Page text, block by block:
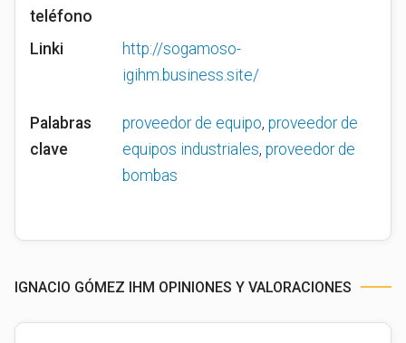
teléfono
Linki
http://sogamoso-
igihm.business.site/
Palabras
clave
proveedor de equipo, proveedor de
equipos industriales, proveedor de
bombas
IGNACIO GÓMEZ IHM OPINIONES Y VALORACIONES